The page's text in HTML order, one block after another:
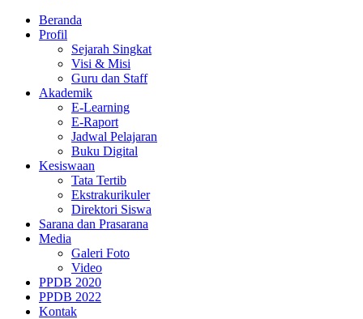
Beranda
Profil
Sejarah Singkat
Visi & Misi
Guru dan Staff
Akademik
E-Learning
E-Raport
Jadwal Pelajaran
Buku Digital
Kesiswaan
Tata Tertib
Ekstrakurikuler
Direktori Siswa
Sarana dan Prasarana
Media
Galeri Foto
Video
PPDB 2020
PPDB 2022
Kontak